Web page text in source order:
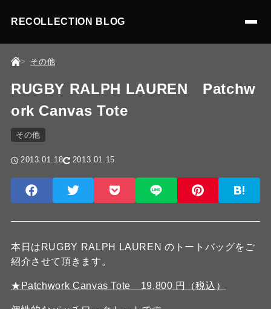
RECOLLECTION BLOG
その他
RUGBY RALPH LAUREN Patchw
ork Canvas Tote
その他
2013.01.18 2013.01.15
本日はRUGBY RALPH LAUREN のトートバッグをご
紹介させて頂きます。
★Patchwork Canvas Tote 19,800 円（税込）